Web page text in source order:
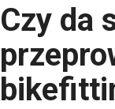
Czy da